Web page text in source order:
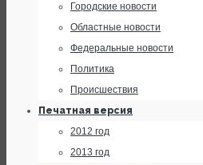
Городские новости
Областные новости
Федеральные новости
Политика
Происшествия
Печатная версия
2012 год
2013 год